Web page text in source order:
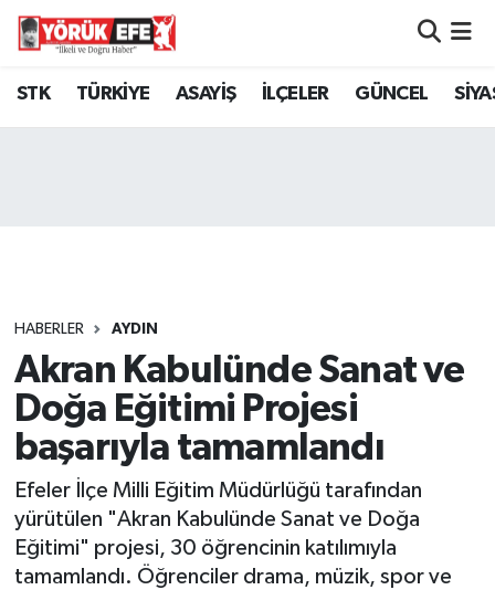
STK TÜRKİYE ASAYİŞ İLÇELER GÜNCEL
HABERLER AYDIN
Akran Kabulünde Sanat ve
Doğa Eğitimi Projesi
başarıyla tamamlandı
Efeler İlçe Milli Eğitim Müdürlüğü tarafından
yürütülen "Akran Kabulünde Sanat ve Doğa
Eğitimi" projesi, 30 öğrencinin katılımıyla
tamamlandı. Öğrenciler drama, müzik, spor ve
Aydın Nöbetçi Eczaneler
Tüm Manşetler
Son Dakika Haberleri
Haber Arşivi